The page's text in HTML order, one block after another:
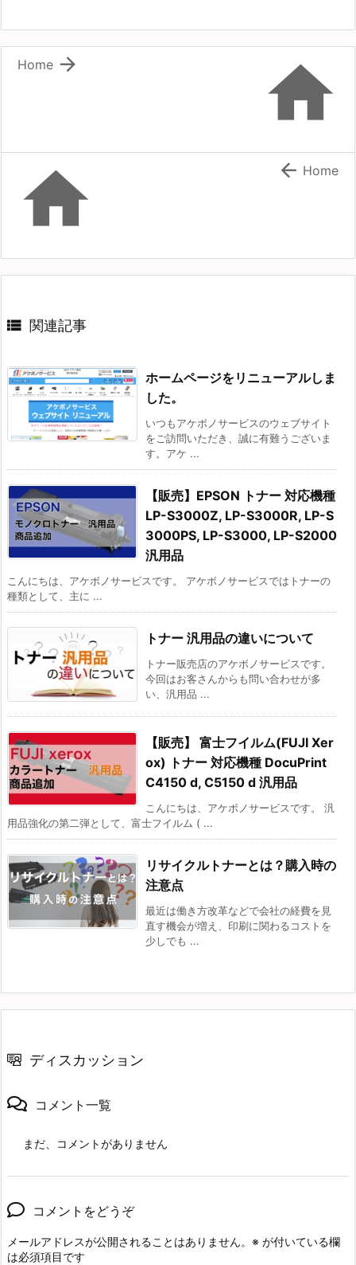


Home
  Home
 関連記事
ホームページをリニューアルしま
した。
いつもアケボノサービスのウェブサイト
をご訪問いただき、誠に有難うございま
す。アケ ...
【販売】EPSON トナー 対応機種
LP-S3000Z, LP-S3000R, LP-S
3000PS, LP-S3000, LP-S2000
汎用品
こんにちは、アケボノサービスです。 アケボノサービスではトナーの
種類として、主に ...
トナー 汎用品の違いについて
トナー販売店のアケボノサービスです。
今回はお客さんからも問い合わせが多
い、汎用品 ...
【販売】 富士フイルム(FUJI Xer
ox) トナー 対応機種 DocuPrint
C4150 d, C5150 d 汎用品
こんにちは、アケボノサービスです。 汎
用品強化の第二弾として、富士フイルム ( ...
リサイクルトナーとは？購入時の
注意点
最近は働き方改革などで会社の経費を見
直す機会が増え、印刷に関わるコストを
少しでも ...
ディスカッション
コメント一覧
まだ、コメントがありません
コメントをどうぞ
メールアドレスが公開されることはありません。 ※ が付いている欄
は必須項目です